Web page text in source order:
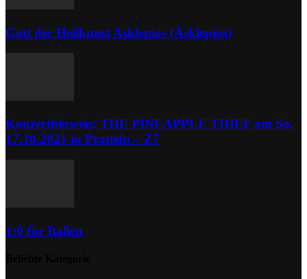
Gott der Heilkunst Asklepios (Äsklepios)
Konzerthinweis: THE PINEAPPLE THIEF am So.
17.10.2021 in Pratteln – Z7
1:0 für Italien